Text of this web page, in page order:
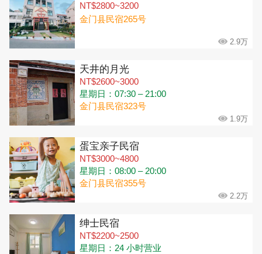
NT$2800~3200
金门县民宿265号
2.9万
天井的月光
NT$2600~3000
星期日：07:30 – 21:00
金门县民宿323号
1.9万
蛋宝亲子民宿
NT$3000~4800
星期日：08:00 – 20:00
金门县民宿355号
2.2万
绅士民宿
NT$2200~2500
星期日：24 小时营业